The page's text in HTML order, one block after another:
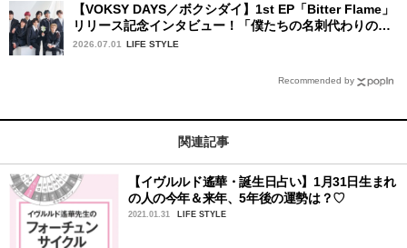
【VOKSY DAYS／ボクシダイ】1st EP「Bitter Flame」
リリース記念インタビュー！「僕たちの名刺代わりのよ
うなアルバム」
2026.07.01 LIFE STYLE
Recommended by
関連記事
【イヴルルド遙華・誕生日占い】1月31日生まれ
の人の今年＆来年、5年後の運勢は？♡
2021.01.31 LIFE STYLE